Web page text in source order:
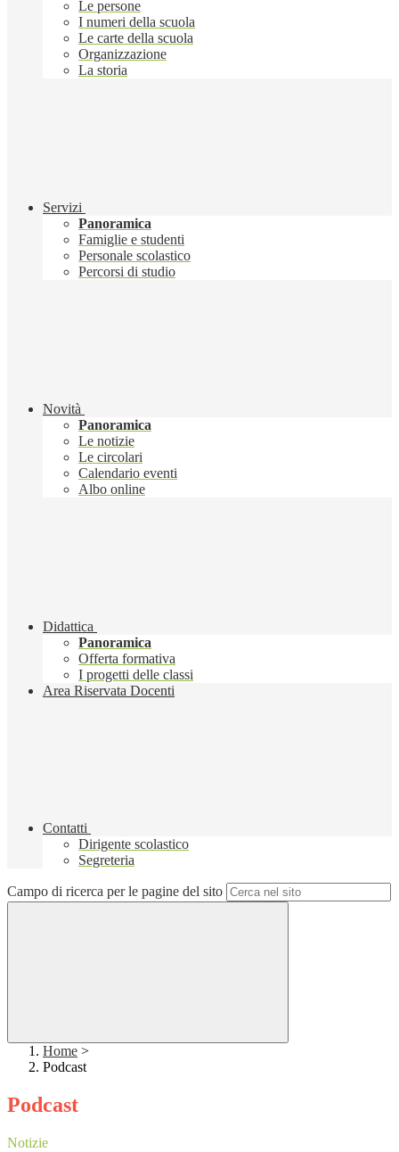
Le persone
I numeri della scuola
Le carte della scuola
Organizzazione
La storia
Servizi
Panoramica
Famiglie e studenti
Personale scolastico
Percorsi di studio
Novità
Panoramica
Le notizie
Le circolari
Calendario eventi
Albo online
Didattica
Panoramica
Offerta formativa
I progetti delle classi
Area Riservata Docenti
Contatti
Dirigente scolastico
Segreteria
Campo di ricerca per le pagine del sito
Home >
Podcast
Podcast
Notizie